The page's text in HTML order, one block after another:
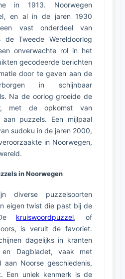
in 1913. Noorwegen
en al in de jaren 1930
vast onderdeel van
de Tweede Wereldoorlog
onverwachte rol in het
gecodeerde berichten
door te geven aan de
in schijnbaar
Na de oorlog groeide de
met de opkomst van
puzzels. Een mijlpaal
sudoku in de jaren 2000,
in Noorwegen,
in Noorwegen
diverse puzzelsoorten
eigen twist die past bij de
kruiswoordpuzzel, of
is veruit de favoriet.
dagelijks in kranten
en Dagbladet, vaak met
aan Noorse geschiedenis,
Een uniek kenmerk is de